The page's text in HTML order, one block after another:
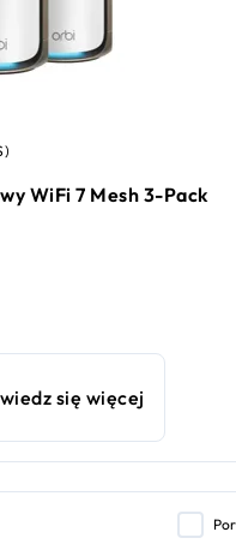
WiFi 7 Mesh 3-Pack
się więcej